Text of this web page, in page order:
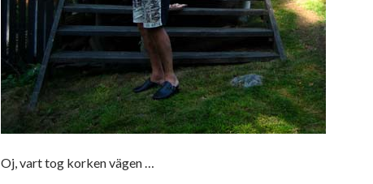
Oj, vart tog korken vägen …